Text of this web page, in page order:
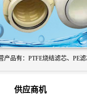
供应商机